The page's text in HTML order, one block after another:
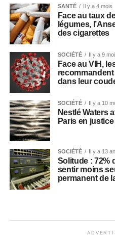
SANTÉ Il y a 4 mois
Face au taux
légumes,
des cigarettes
SOCIÉTÉ Il y a 9
Face au VIH,
dans leur
SOCIÉTÉ Il y a 10
Nestlé Waters
Paris en
SOCIÉTÉ Il y a 13
Solitude : 72%
sentir moins
permanent de